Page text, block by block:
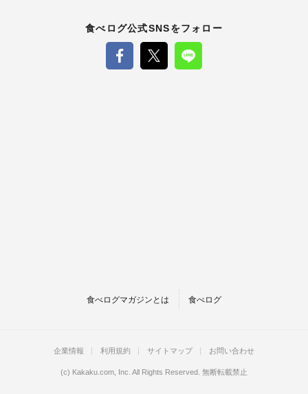
食べログ公式SNSをフォロー
食べログマガジンとは 食べログ
企業情報 利用規約 サイトマップ お問い合わせ
(c) Kakaku.com, Inc. All Rights Reserved. 無断転載禁止